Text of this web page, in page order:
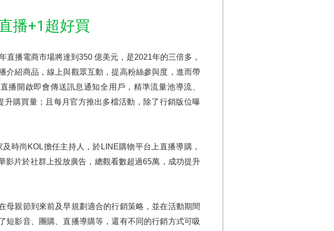
播+1超好買
播電商市場將達到350 億美元，是2021年的三倍多，
介紹商品，線上與觀眾互動，提高粉絲參與度，進而帶
播開啟即會傳送訊息通知全用戶，精準流量池導流、
購買量；且每月官方推出多檔活動，除了行銷版位曝
時尚KOL擔任主持人，於LINE購物平台上直播導購，
影片於社群上投放廣告，總觀看數超過65萬，成功提升
母親節到來前及早規劃適合的行銷策略，並在活動期間
短影音、團購、直播導購等，還有不同的行銷方式可吸